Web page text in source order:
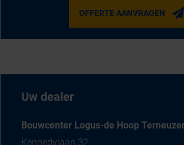
OFFERTE AANVRAGEN
Uw dealer
Bouwcenter Logus-de Hoop
Kennedylaan 32